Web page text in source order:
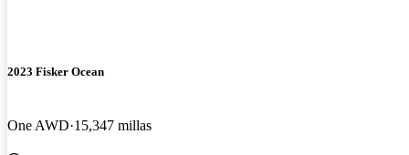
2023 Fisker Ocean
One AWD 15,347 millas